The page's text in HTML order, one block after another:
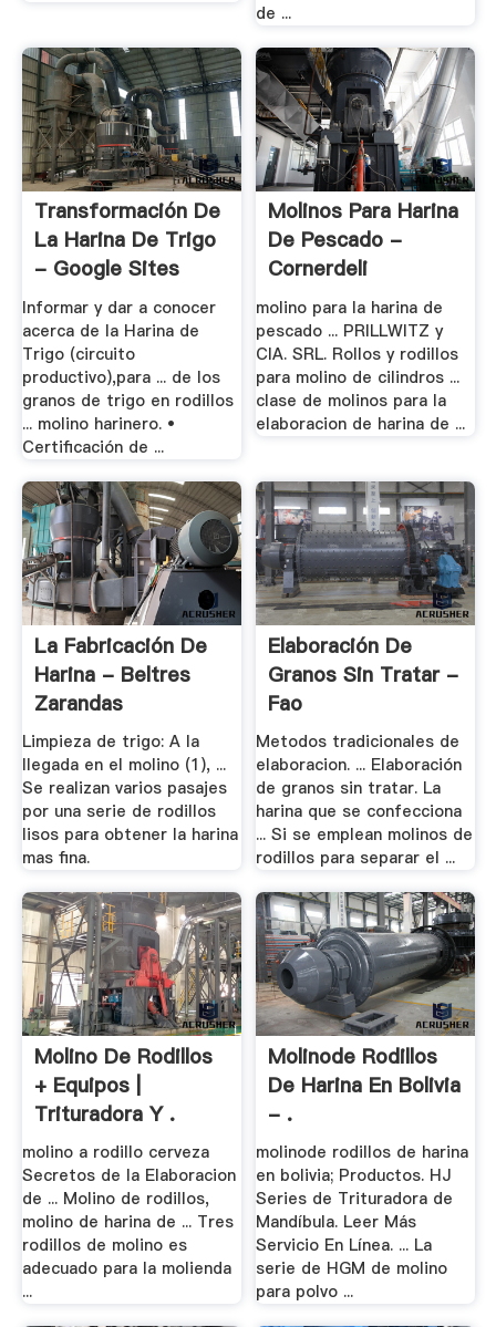
de ...
Transformación De
La Harina De Trigo
- Google Sites
Informar y dar a conocer
acerca de la Harina de
Trigo (circuito
productivo),para ... de los
granos de trigo en rodillos
... molino harinero. •
Certificación de ...
Molinos Para Harina
De Pescado -
Cornerdeli
molino para la harina de
pescado ... PRILLWITZ y
CIA. SRL. Rollos y rodillos
para molino de cilindros ...
clase de molinos para la
elaboracion de harina de ...
La Fabricación De
Harina - Beltres
Zarandas
Limpieza de trigo: A la
llegada en el molino (1), ...
Se realizan varios pasajes
por una serie de rodillos
lisos para obtener la harina
mas fina.
Elaboración De
Granos Sin Tratar -
Fao
Metodos tradicionales de
elaboracion. ... Elaboración
de granos sin tratar. La
harina que se confecciona
... Si se emplean molinos de
rodillos para separar el ...
Molino De Rodillos
+ Equipos |
Trituradora Y .
molino a rodillo cerveza
Secretos de la Elaboracion
de ... Molino de rodillos,
molino de harina de ... Tres
rodillos de molino es
adecuado para la molienda
...
Molinode Rodillos
De Harina En Bolivia
- .
molinode rodillos de harina
en bolivia; Productos. HJ
Series de Trituradora de
Mandíbula. Leer Más
Servicio En Línea. ... La
serie de HGM de molino
para polvo ...